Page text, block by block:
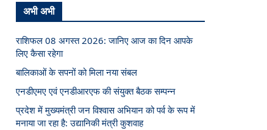
अभी अभी
राशिफल 08 अगस्त 2026: जानिए आज का दिन आपके
लिए कैसा रहेगा
बालिकाओं के सपनों को मिला नया संबल
एनडीएमए एवं एनडीआरएफ की संयुक्त बैठक सम्पन्न
प्रदेश में मुख्यमंत्री जन विश्वास अभियान को पर्व के रूप में
मनाया जा रहा है: उद्यानिकी मंत्री कुशवाह